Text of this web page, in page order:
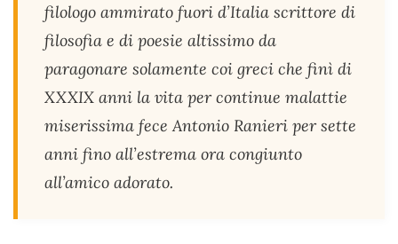
filologo ammirato fuori d’Italia scrittore di
filosofia e di poesie altissimo da
paragonare solamente coi greci che finì di
XXXIX anni la vita per continue malattie
miserissima fece Antonio Ranieri per sette
anni fino all’estrema ora congiunto
all’amico adorato.